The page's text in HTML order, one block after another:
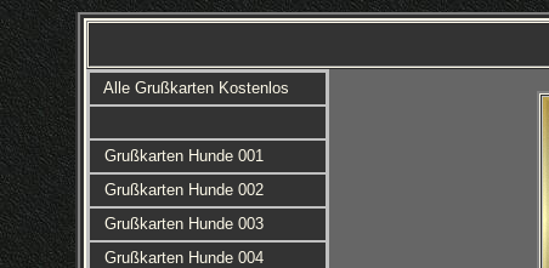
Alle Grußkarten Kostenlos
Grußkarten Hunde 001
Grußkarten Hunde 002
Grußkarten Hunde 003
Grußkarten Hunde 004